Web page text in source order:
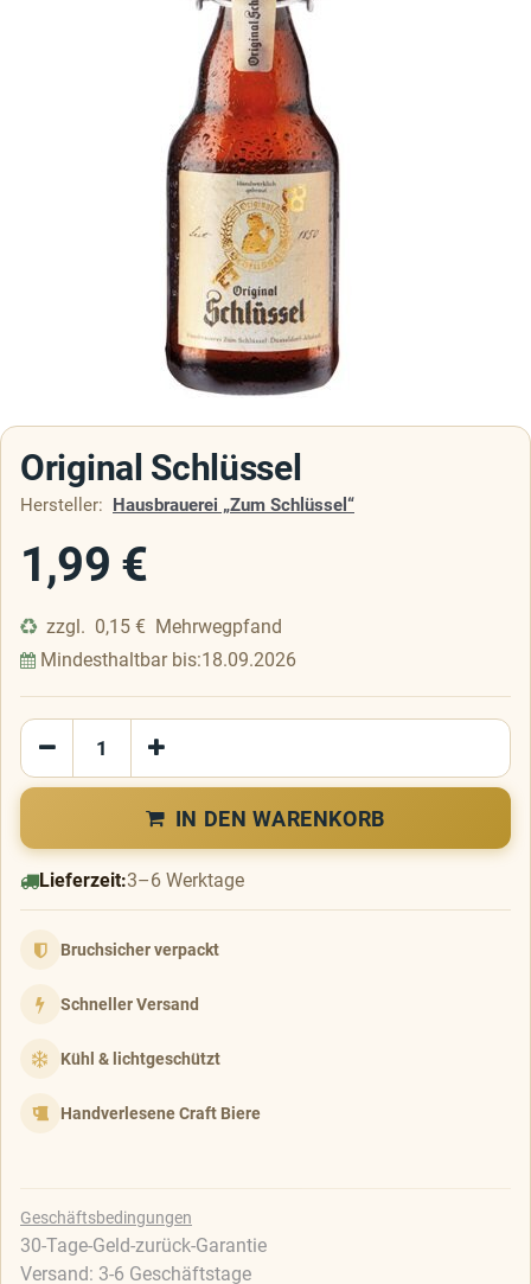
Original Schlüssel
Hersteller: Hausbrauerei „Zum Schlüssel“
1,99 €
zzgl. 0,15 € Mehrwegpfand
Mindesthaltbar bis:18.09.2026
IN DEN WARENKORB
Lieferzeit:3–6 Werktage
Bruchsicher verpackt
Schneller Versand
Kühl & lichtgeschützt
Handverlesene Craft Biere
Geschäftsbedingungen
30-Tage-Geld-zurück-Garantie
Versand: 3-6 Geschäftstage